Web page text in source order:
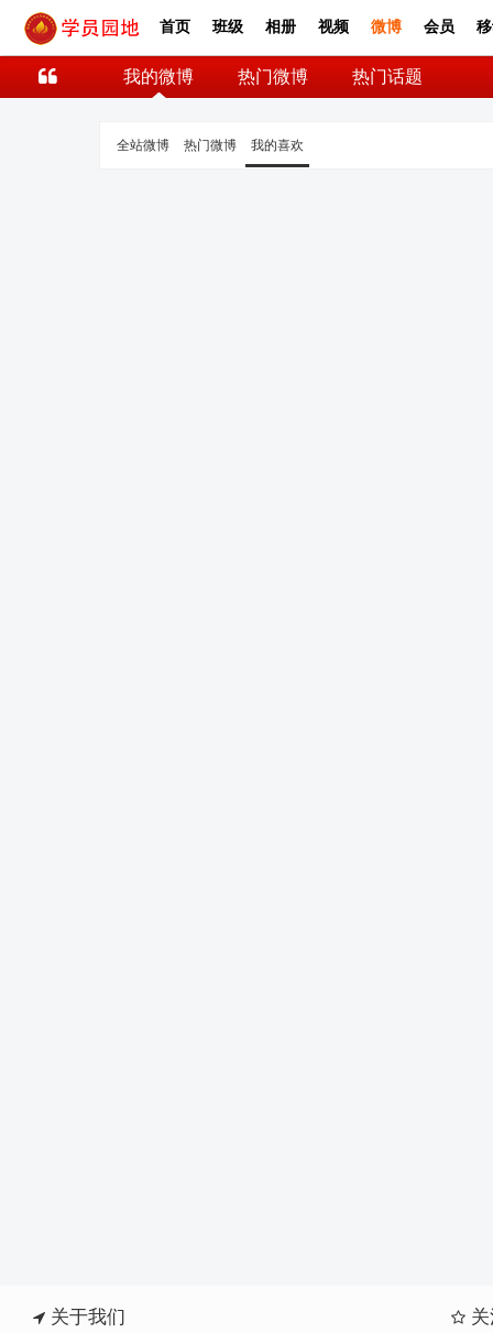
首页 班级 相册 视频 微博 会员
我的微博 热门微博 热门话题
全站微博 热门微博 我的喜欢
关于我们